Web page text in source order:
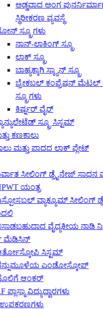
ಅಡ್ಡವಾದ ಅಂಗ
ಸ್ಥಿರೀಕರಣ ವ್ಯವಸ್ಥೆ
ಸ್ಕ್ರೂಗಳು
ನಾನ್-ಲಾಕಿಂಗ್ ಸ್ಕ್ರೂ
ಲಾಕ್ ಸ್ಕ್ರೂ
ಬಾಹ್ಯಕ್ಕಾಗಿ ಸ್ಕ್ಯಾನ್ ಸ್ಕ್ರೂ
ಬ್ರೇಕಬಲ್ ಕಂಪ್ರೆಷನ್
ಸ್ಕ್ರೂಗಳು
ಕಿರ್ಷ್ನರ್ ವೈರ್
ಸ್ಕ್ರೂ ಸಿಸ್ಟಮ್
ಕಣಕಾಲು
ಮತ್ತು ಪಾದದ ಲಾಕ್ ಪ್ಲೇಟ್
ಸೀಲಿಂಗ್ ಡ್ರೈನೇಜ್ ಸಾಧನ
ಯಂತ್ರ
ವ್ಯಾಕ್ಯೂಮ್ ಸೀಲಿಂಗ್
ವೈದ್ಯಕೀಯ ನಾಡಿ
ಮೆಡಿಸಿನ್
ಸಿಸ್ಟಮ್
ಎಂಡೋಸ್ಕೋಪ್
ಆಂಕರ್
ಪ್ಲಾಸ್ಮಾ ವಿದ್ಯುದ್ವಾರಗಳು
ಉಪಕರಣಗಳು